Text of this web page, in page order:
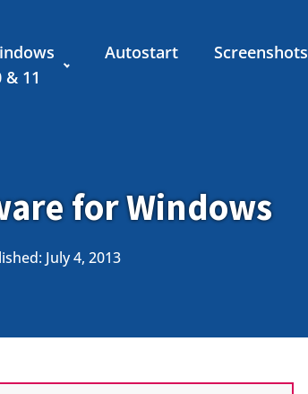
& 11
Autostart Screenshots
for Windows
July 4, 2013